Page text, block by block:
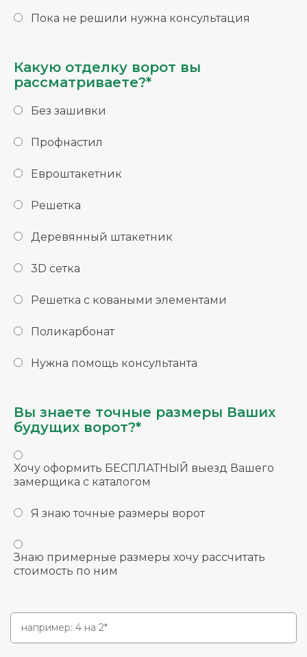
Пока не решили нужна консультация
Какую отделку ворот вы
рассматриваете?*
Без зашивки
Профнастил
Евроштакетник
Решетка
Деревянный штакетник
3D сетка
Решетка с коваными элементами
Поликарбонат
Нужна помощь консультанта
Вы знаете точные размеры Ваших
будущих ворот?*
Хочу оформить БЕСПЛАТНЫЙ выезд Вашего
замерщика с каталогом
Я знаю точные размеры ворот
Знаю примерные размеры хочу рассчитать
стоимость по ним